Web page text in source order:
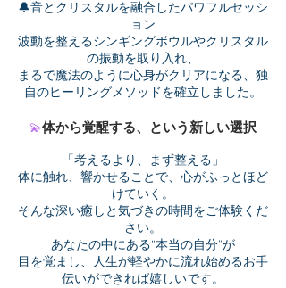
🔔音とクリスタルを融合したパワフルセッシ
ョン
波動を整えるシンギングボウルやクリスタル
の振動を取り入れ、
まるで魔法のように心身がクリアになる、独
自のヒーリングメソッドを確立しました。
💫体から覚醒する、という新しい選択
「考えるより、まず整える」
体に触れ、響かせることで、心がふっとほど
けていく。
そんな深い癒しと気づきの時間をご体験くだ
さい。
あなたの中にある“本当の自分”が
目を覚まし、人生が軽やかに流れ始めるお手
伝いができれば嬉しいです。